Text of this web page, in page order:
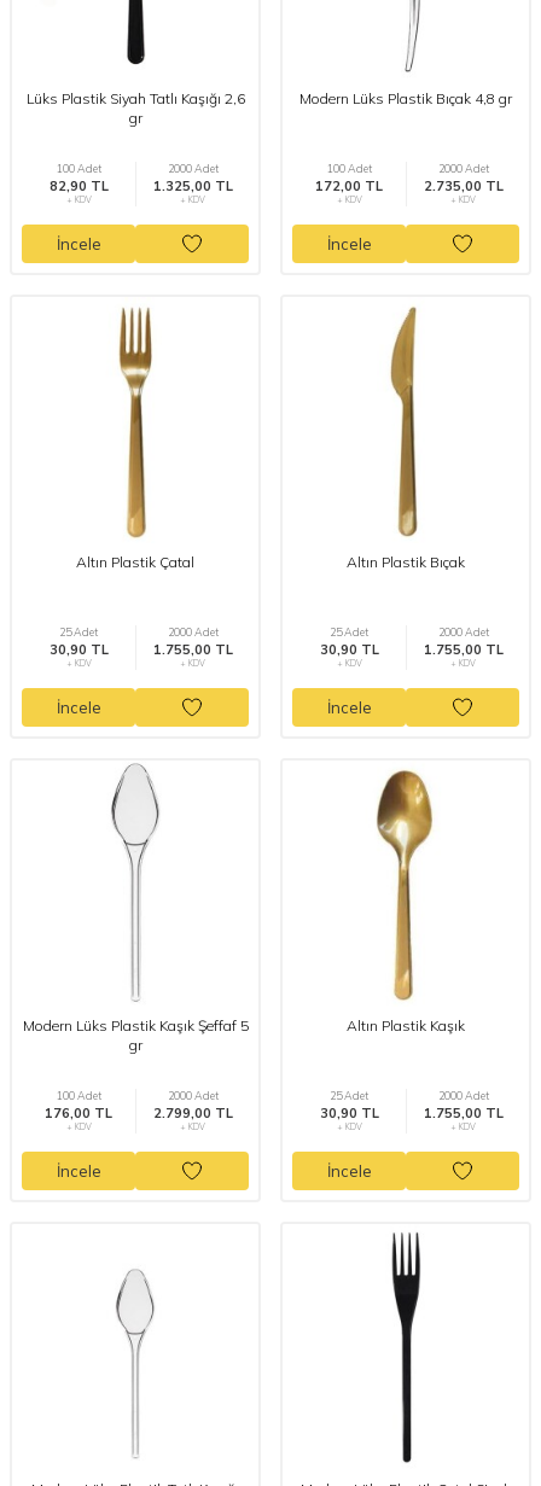
Lüks Plastik Siyah Tatlı Kaşığı 2,6
gr
100 Adet
82,90 TL
+ KDV
2000 Adet
1.325,00 TL
+ KDV
İncele
Modern Lüks Plastik Bıçak 4,8 gr
100 Adet
172,00 TL
+ KDV
2000 Adet
2.735,00 TL
+ KDV
İncele
Altın Plastik Çatal
25 Adet
30,90 TL
+ KDV
2000 Adet
1.755,00 TL
+ KDV
İncele
Altın Plastik Bıçak
25 Adet
30,90 TL
+ KDV
2000 Adet
1.755,00 TL
+ KDV
İncele
Modern Lüks Plastik Kaşık Şeffaf 5
gr
100 Adet
176,00 TL
+ KDV
2000 Adet
2.799,00 TL
+ KDV
İncele
Altın Plastik Kaşık
25 Adet
30,90 TL
+ KDV
2000 Adet
1.755,00 TL
+ KDV
İncele